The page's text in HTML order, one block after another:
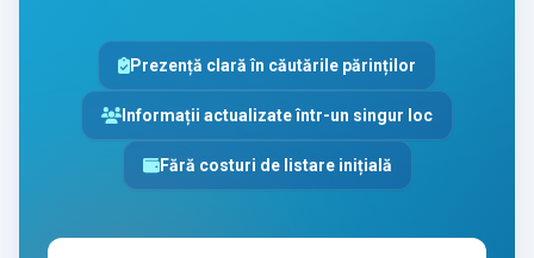
Prezență clară în căutările părinților
Informații actualizate într-un singur loc
Fără costuri de listare inițială